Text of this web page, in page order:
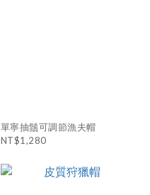
單寧抽鬚可調節漁夫帽
NT$1,280